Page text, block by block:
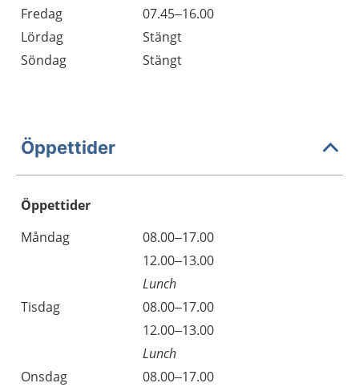
Fredag
07.45–16.00
Lördag
Stängt
Söndag
Stängt
Öppettider
Öppettider
Dag
Öppettider
Kommentarer
Måndag
08.00–17.00
12.00–13.00
Lunch
Tisdag
08.00–17.00
12.00–13.00
Lunch
Onsdag
08.00–17.00